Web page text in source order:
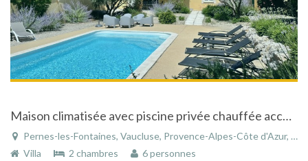
Maison climatisée avec piscine privée chauffée accessible personnes handicapées
Pernes-les-Fontaines, Vaucluse, Provence-Alpes-Côte d'Azur, France
Villa
2 chambres 6 personnes